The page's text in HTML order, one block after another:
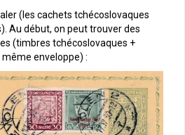
(les cachets tchécoslovaques
Au début, on peut trouver des
(timbres tchécoslovaques +
enveloppe) :